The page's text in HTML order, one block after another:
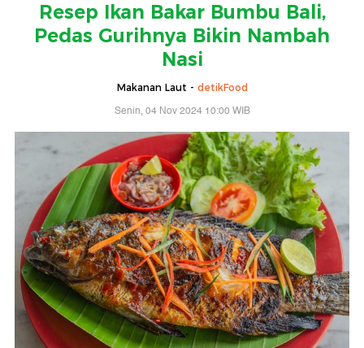
Resep Ikan Bakar Bumbu Bali,
Pedas Gurihnya Bikin Nambah
Nasi
Makanan Laut - detikFood
Senin, 04 Nov 2024 10:00 WIB